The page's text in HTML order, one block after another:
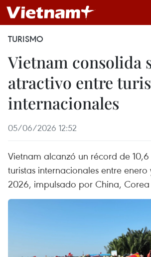
TURISMO
Vietnam consolida
atractivo entre
internacionales
05/06/2026 12:52
Vietnam alcanzó un récord de
turistas internacionales entre
2026, impulsado por China, Corea